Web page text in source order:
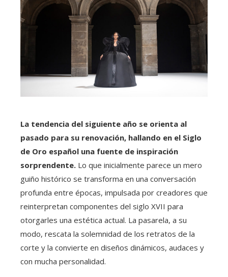
La tendencia del siguiente año se orienta al
pasado para su renovación, hallando en el Siglo
de Oro español una fuente de inspiración
sorprendente. Lo que inicialmente parece un mero
guiño histórico se transforma en una conversación
profunda entre épocas, impulsada por creadores que
reinterpretan componentes del siglo XVII para
otorgarles una estética actual. La pasarela, a su
modo, rescata la solemnidad de los retratos de la
corte y la convierte en diseños dinámicos, audaces y
con mucha personalidad.